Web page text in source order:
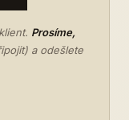
Prosíme,
a odešlete